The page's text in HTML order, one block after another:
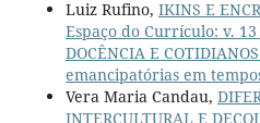
Luiz Rufino, IKINS E
Espaço do Currículo: v. 13
DOCÊNCIA E
emancipatórias em
Vera Maria Candau,
INTERCULTURAL E